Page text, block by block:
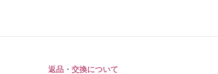
返品・交換について